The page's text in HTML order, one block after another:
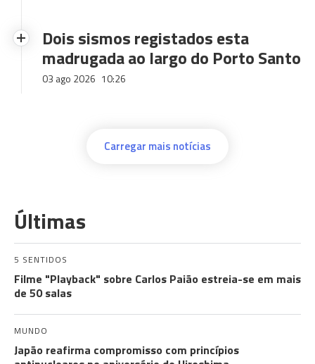
Dois sismos registados esta
madrugada ao largo do Porto Santo
03 ago 2026 10:26
Carregar mais notícias
Últimas
5 SENTIDOS
Filme "Playback" sobre Carlos Paião estreia-se em mais
de 50 salas
MUNDO
Japão reafirma compromisso com princípios